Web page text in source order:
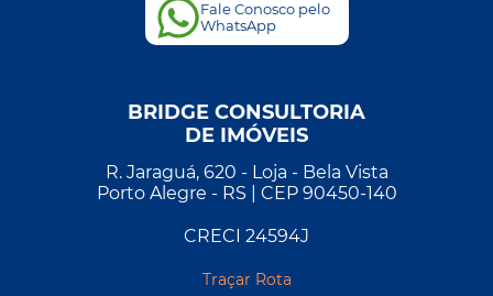
Fale Conosco pelo
WhatsApp
BRIDGE CONSULTORIA
DE IMÓVEIS
R. Jaraguá, 620 - Loja - Bela Vista
Porto Alegre - RS | CEP 90450-140
CRECI 24594J
Traçar Rota